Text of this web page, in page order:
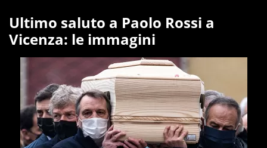
Ultimo saluto a Paolo Rossi a
Vicenza: le immagini